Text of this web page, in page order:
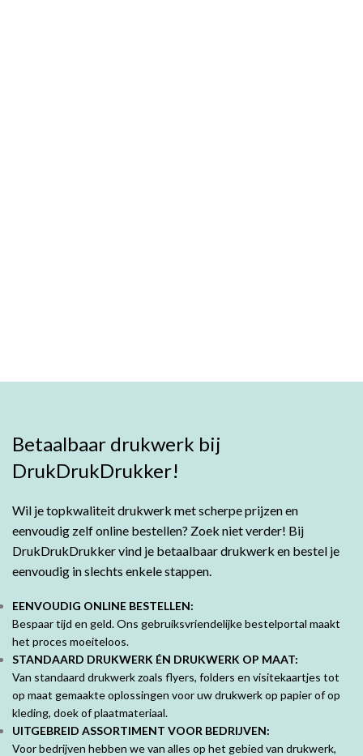
Betaalbaar drukwerk bij
DrukDrukDrukker!
Wil je topkwaliteit drukwerk met scherpe prijzen en
eenvoudig zelf online bestellen? Zoek niet verder! Bij
DrukDrukDrukker vind je betaalbaar drukwerk en bestel je
eenvoudig in slechts enkele stappen.
EENVOUDIG ONLINE BESTELLEN:
Bespaar tijd en geld. Ons gebruiksvriendelijke bestelportal maakt
het proces moeiteloos.
STANDAARD DRUKWERK ÉN DRUKWERK OP MAAT:
Van standaard drukwerk zoals flyers, folders en visitekaartjes tot
op maat gemaakte oplossingen voor uw drukwerk op papier of op
kleding, doek of plaatmateriaal.
UITGEBREID ASSORTIMENT VOOR BEDRIJVEN:
Voor bedrijven hebben we van alles op het gebied van drukwerk,